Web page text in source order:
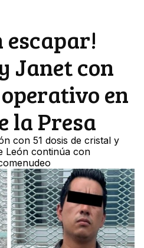
escapar!
Janet con
en
la Presa
con 51 dosis de cristal y
León continúa con